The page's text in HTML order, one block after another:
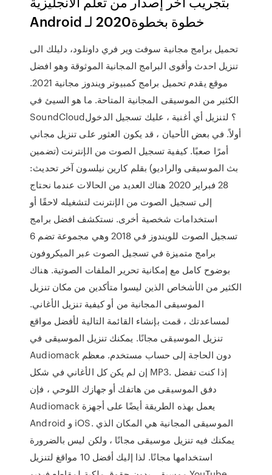
خطوة بخطوة2020 لـ Android
تحميل برامج مجانية سوفت وير فري داونلود، دليلك الى
تنزيل احدث وأقوى البرامج المجانية الموثوقة وهو افضل
موقع يقدم تحميل برامج كمبيوتر ويندوز مجانية 2021.
الكثير من الموسيقى المجانية المتاحة. ما هو السيئ في
SoundCloud؟ لتنزيل أي أغنية ، عليك تسجيل الدخول
أولاً. في بعض الأحيان ، قد يكون العثور على تنزيل مجاني
أمرًا صعبًا. كيفية تسجيل الصوت من الإنترنت (تضمين
بث الموسيقى والراديو) بقلم كارين نيلسون آخر تحديث:
28 فبراير 2020 هناك العديد من الحالات عندما نحتاج
إلى تسجيل الصوت من الإنترنت لتشغيله لاحقًا أو
استخدامات شخصية أخرى. نستكشف افضل برامج
تسجيل الصوت للويندوز في 2018 وهي مجموعة تضم 6
برامج متميزة في تسجيل الصوت عبر الميكروفون
بوضوح كامل مع إمكانية تحرير الملفات الصوتية. هناك
الكثير من الأشخاص الذين ليسوا متأكدين من مكان تنزيل
الموسيقى المجانية من أو كيفية تنزيل الأغاني.
لمساعدتك ، قمت بإنشاء القائمة التالية لأفضل مواقع
تنزيل الموسيقى مجانًا. يمكنك تنزيل الموسيقى في
Audiomack دون الحاجة إلى حساب مستخدم. معظم
إن لم يكن كل الأغاني في شكل MP3. إذا كنت تفضل
دفق الموسيقى من هاتفك أو جهازك اللوحي ، فإن
Audiomack يعمل بهذه الطريقة أيضًا على أجهزة
Android و iOS. الموسيقى المجانية هي المكان الذي
يمكنك فيه تنزيل موسيقى مجانًا ، ولكن ليس بالضرورة
استخدامها مجانًا. لذا إليك أفضل 10 مواقغ لتنزيل